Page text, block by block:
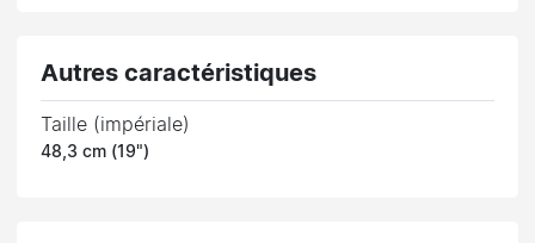
Autres caractéristiques
Taille (impériale)
48,3 cm (19")